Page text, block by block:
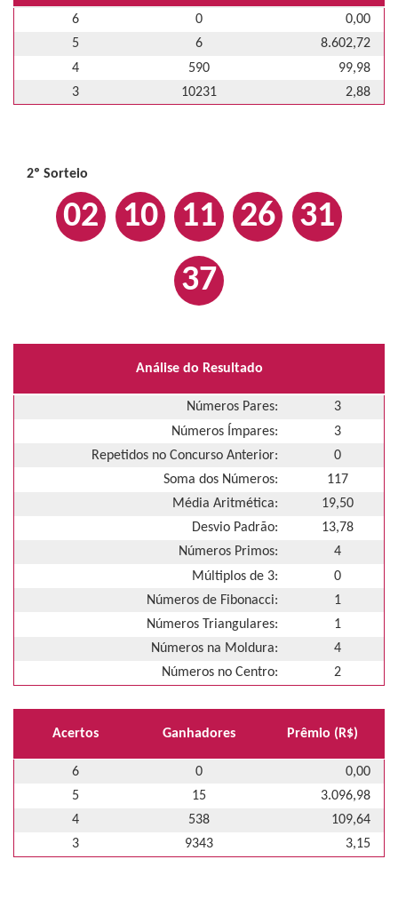
6 0
0,00
5
6
8.602,72
4
590
99,98
3
10231 2,88
2º Sorteio
02 10 11 26
31
37
Análise do Resultado
Números Pares:
3
Números Ímpares:
3
Repetidos no Concurso Anterior:
0
Soma dos Números:
117
Média Aritmética:
19,50
Desvio Padrão:
13,78
Números Primos:
4
Múltiplos de 3:
0
Números de Fibonacci:
1
Números Triangulares:
1
Números na Moldura:
4
Números no Centro:
2
Acertos Ganhadores Prêmio (R$)
6 0
0,00
5
15
3.096,98
4
538
109,64
3
9343 3,15